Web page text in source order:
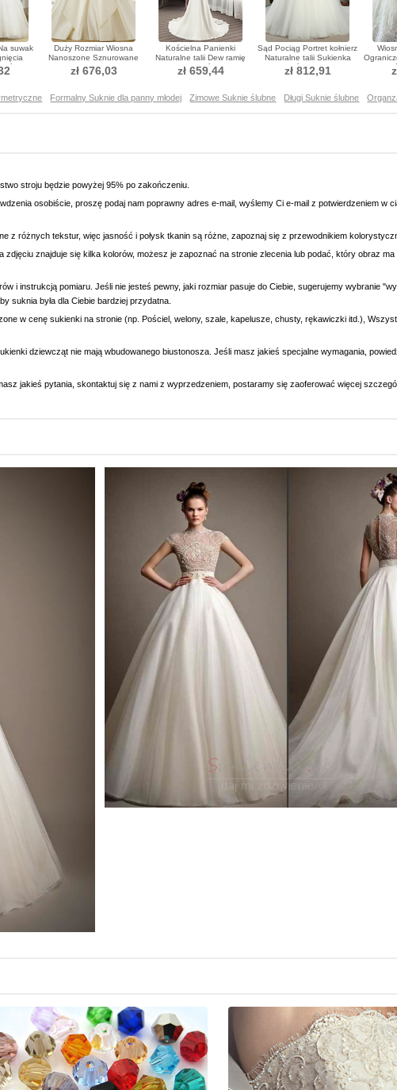
suwak
ślubne
Duży Rozmiar Wiosna
Nanoszone Sznurowane
Naturalny talia Sukienka
ślubne
zł 676,03
Kościelna Panienki
Naturalne talii Dew ramię
Sukienka ślubne
zł 659,44
Sąd Pociąg Portret kołnierz
Naturalne talii Sukienka
ślubne
zł 812,91
Formalny Suknie dla panny młodej Zimowe Suknie ślubne Długi Suknie ślubne
stroju będzie powyżej 95% po zakończeniu.
osobiście, proszę podaj nam poprawny adres e-mail, wyślemy Ci e-mail z potwierdzeniem w
z różnych tekstur, więc jasność i połysk tkanin są różne, zapoznaj się z przewodnikiem
znajduje się kilka kolorów, możesz je zapoznać na stronie zlecenia lub podać, który obraz ma
i instrukcją pomiaru. Jeśli nie jesteś pewny, jaki rozmiar pasuje do Ciebie, sugerujemy wybranie
suknia była dla Ciebie bardziej przydatna.
w cenę sukienki na stronie (np. Pościel, welony, szale, kapelusze, chusty, rękawiczki itd.),
dziewcząt nie mają wbudowanego biustonosza. Jeśli masz jakieś specjalne wymagania,
jakieś pytania, skontaktuj się z nami z wyprzedzeniem, postaramy się zaoferować więcej